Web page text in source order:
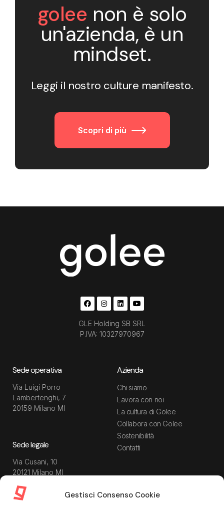
Gestisci Consenso Cookie
golee non è solo
un'azienda, è un
mindset.
Leggi il nostro culture manifesto.
Scopri di più
GLE Holding SB SRL
P.IVA: 10327970967
Sede operativa
Via Luigi Porro
Lambertenghi, 7
20159 Milano MI
Sede legale
Via Cusani, 10
20121 Milano MI
Azienda
Chi siamo
Lavora con noi
La cultura di Golee
Collabora con Golee
Sostenibilità
Contatti